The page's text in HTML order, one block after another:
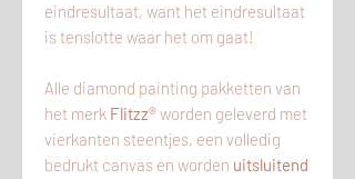
eindresultaat, want het eindresultaat
is tenslotte waar het om gaat!
Alle diamond painting pakketten van
het merk Flitzz®worden geleverd met
vierkanten steentjes, een volledig
bedrukt canvas en worden uitsluitend